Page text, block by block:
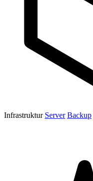
Infrastruktur Server Backup